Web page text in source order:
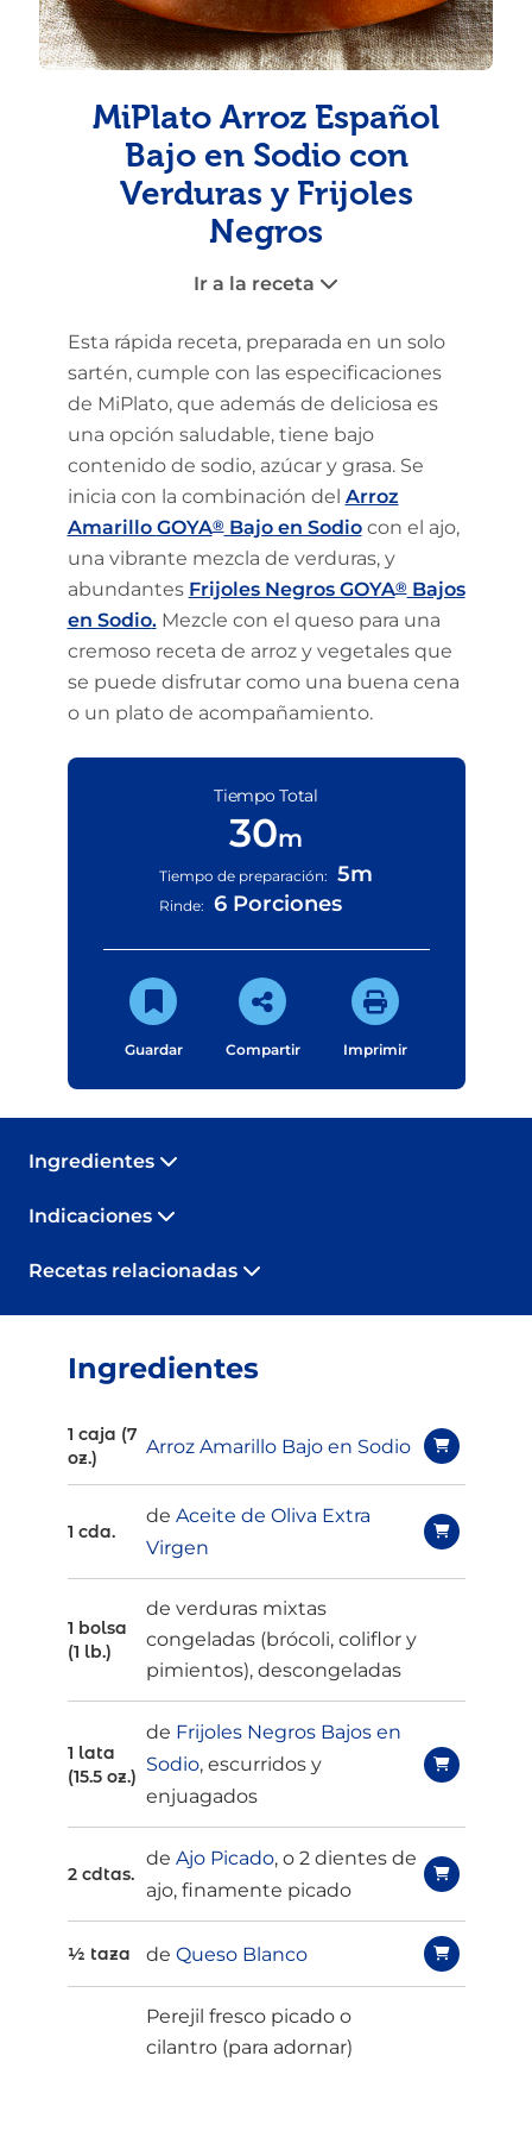
MiPlato Arroz Español
Bajo en Sodio con
Verduras y Frijoles
Negros
Ir a la receta
Esta rápida receta, preparada en un solo
sartén, cumple con las especificaciones
de MiPlato, que además de deliciosa es
una opción saludable, tiene bajo
contenido de sodio, azúcar y grasa. Se
inicia con la combinación del Arroz
Amarillo GOYA®Bajo en Sodiocon el ajo,
una vibrante mezcla de verduras, y
abundantes Frijoles Negros GOYA®Bajos
en Sodio.Mezcle con el queso para una
cremoso receta de arroz y vegetales que
se puede disfrutar como una buena cena
o un plato de acompañamiento.
Tiempo Total
30m
Tiempo de preparación: 5m
Rinde: 6 Porciones
Guardar Compartir Imprimir
Ingredientes
Indicaciones
Recetas relacionadas
Ingredientes
1 caja (7
oz.)
Arroz Amarillo Bajo en Sodio
1 cda.
de Aceite de Oliva Extra
Virgen
1 bolsa
(1 lb.)
de verduras mixtas
congeladas (brócoli, coliflor y
pimientos), descongeladas
1 lata
(15.5 oz.)
de Frijoles Negros Bajos en
Sodio, escurridos y
enjuagados
2 cdtas.
de Ajo Picado, o 2 dientes de
ajo, finamente picado
½ taza de Queso Blanco
Perejil fresco picado o
cilantro (para adornar)